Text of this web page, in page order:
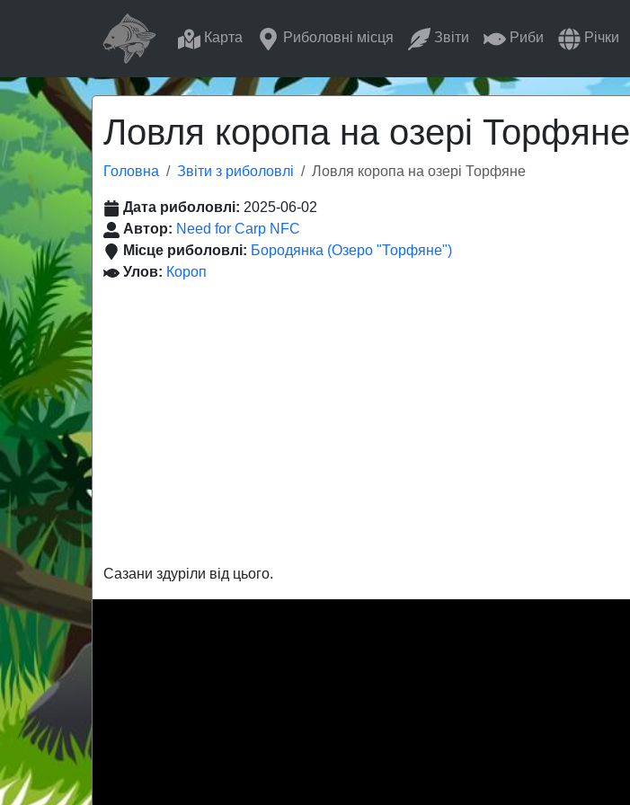
Карта Риболовні місця Звіти Риби Річки
Ловля коропа на озері Торфяне
Головна Звіти з риболовлі Ловля коропа на озері Торфяне
Дата риболовлі: 2025-06-02
Автор: Need for Carp NFC
Місце риболовлі: Бородянка (Озеро "Торфяне")
Улов: Короп
Сазани здуріли від цього.